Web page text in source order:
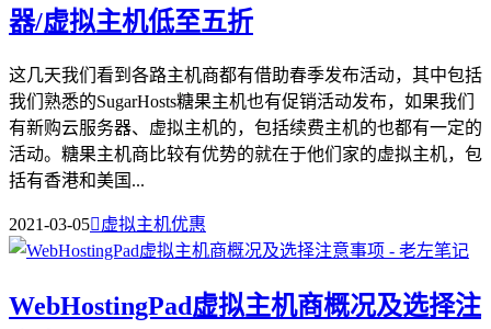
器/虚拟主机低至五折
这几天我们看到各路主机商都有借助春季发布活动，其中包括
我们熟悉的SugarHosts糖果主机也有促销活动发布，如果我们
有新购云服务器、虚拟主机的，包括续费主机的也都有一定的
活动。糖果主机商比较有优势的就在于他们家的虚拟主机，包
括有香港和美国...
2021-03-05虚拟主机优惠
WebHostingPad虚拟主机商概况及选择注